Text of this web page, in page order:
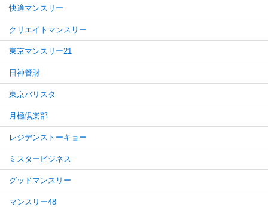
快適マンスリー
クリエイトマンスリー
東京マンスリー21
日神管財
東京バリスタ
月極倶楽部
レジデンストーキョー
ミスタービジネス
グッドマンスリー
マンスリー48